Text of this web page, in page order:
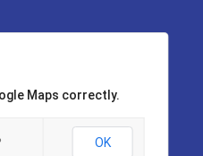
Maps correctly.
OK